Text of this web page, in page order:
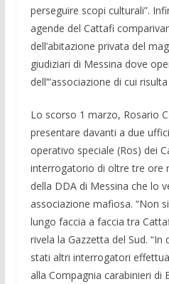
perseguire scopi culturali”.
agende del Cattafi
dell’abitazione privata del
giudiziari di Messina dove
dell’“associazione di cui
Lo scorso 1 marzo, Rosario
presentare davanti a due
operativo speciale (Ros) dei
interrogatorio di oltre tre ore
della DDA di Messina che lo
associazione mafiosa. “Non
lungo faccia a faccia tra
rivela la Gazzetta del Sud.
stati altri interrogatori
alla Compagnia carabinieri di